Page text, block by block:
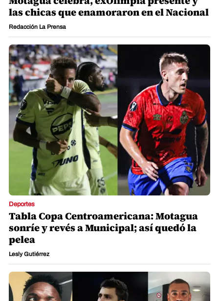
las chicas que enamoraron en el Nacional
Redacción La Prensa
Deportes
Tabla Copa Centroamericana: Motagua
sonríe y revés a Municipal; así quedó la
pelea
Lesly Gutiérrez